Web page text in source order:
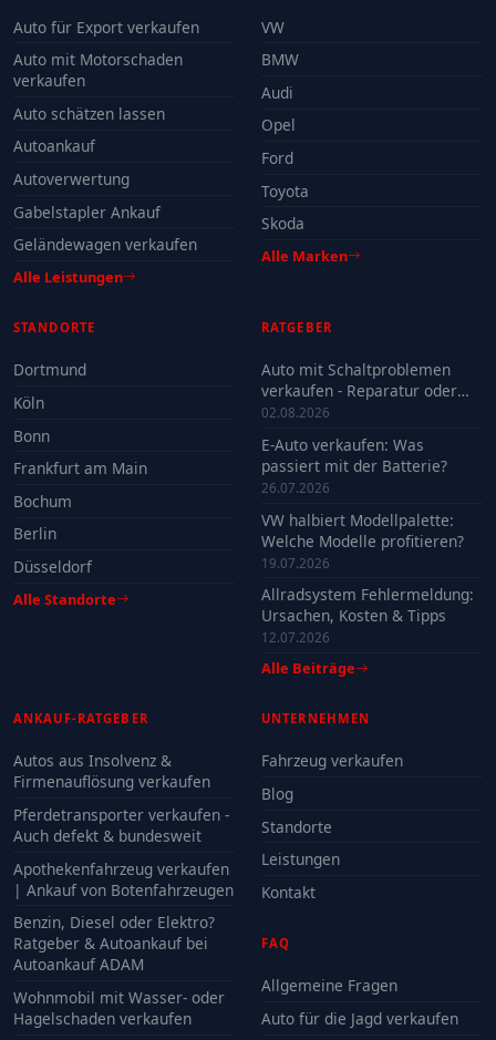
Auto für Export verkaufen
Auto mit Motorschaden
verkaufen
Auto schätzen lassen
Autoankauf
Autoverwertung
Gabelstapler Ankauf
Geländewagen verkaufen
Alle Leistungen
VW
BMW
Audi
Opel
Ford
Toyota
Skoda
Alle Marken
STANDORTE
Dortmund
Köln
Bonn
Frankfurt am Main
Bochum
Berlin
Düsseldorf
Alle Standorte
RATGEBER
Auto mit Schaltproblemen
verkaufen - Reparatur oder
Verkauf?
02.08.2026
E-Auto verkaufen: Was
passiert mit der Batterie?
26.07.2026
VW halbiert Modellpalette:
Welche Modelle profitieren?
19.07.2026
Allradsystem Fehlermeldung:
Ursachen, Kosten & Tipps
12.07.2026
Alle Beiträge
ANKAUF-RATGEBER
Autos aus Insolvenz &
Firmenauflösung verkaufen
Pferdetransporter verkaufen -
Auch defekt & bundesweit
Apothekenfahrzeug verkaufen
| Ankauf von Botenfahrzeugen
Benzin, Diesel oder Elektro?
Ratgeber & Autoankauf bei
Autoankauf ADAM
Wohnmobil mit Wasser- oder
Hagelschaden verkaufen
UNTERNEHMEN
Fahrzeug verkaufen
Blog
Standorte
Leistungen
Kontakt
FAQ
Allgemeine Fragen
Auto für die Jagd verkaufen